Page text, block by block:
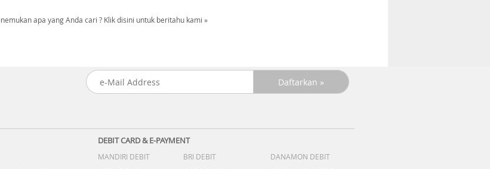
apa yang Anda cari ? Klik disini untuk beritahu kami »
DEBIT CARD & E-PAYMENT
MANDIRI DEBIT BRI DEBIT
DANAMON DEBIT